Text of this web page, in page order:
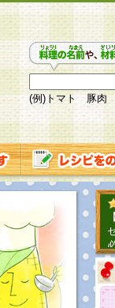
(例)トマト 豚肉